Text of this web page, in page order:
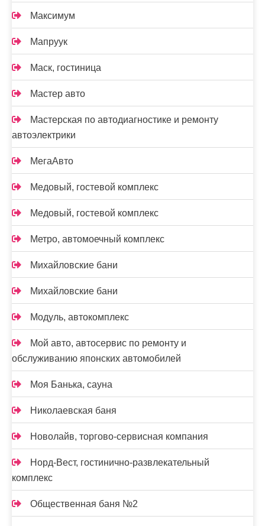
Максимум
Мапруук
Маск, гостиница
Мастер авто
Мастерская по автодиагностике и ремонту
автоэлектрики
МегаАвто
Медовый, гостевой комплекс
Медовый, гостевой комплекс
Метро, автомоечный комплекс
Михайловские бани
Михайловские бани
Модуль, автокомплекс
Мой авто, автосервис по ремонту и
обслуживанию японских автомобилей
Моя Банька, сауна
Николаевская баня
Новолайв, торгово-сервисная компания
Норд-Вест, гостинично-развлекательный
комплекс
Общественная баня №2